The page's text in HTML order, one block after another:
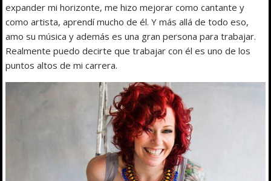
expander mi horizonte, me hizo mejorar como cantante y
como artista, aprendí mucho de él. Y más allá de todo eso,
amo su música y además es una gran persona para trabajar.
Realmente puedo decirte que trabajar con él es uno de los
puntos altos de mi carrera.